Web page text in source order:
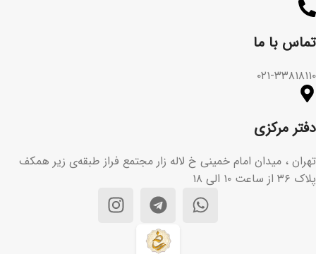
تماس با ما​
۰۲۱-۳۳۸۱۸۱۱۰
دفتر مرکزی
تهران ، میدان امام خمینی خ لاله زار مجتمع فراز طبقه‌ی زیر همکف
پلاک ۳۶ از ساعت ۱۰ الی ۱۸